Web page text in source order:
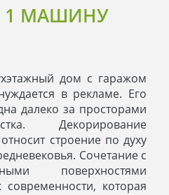
1 МАШИНУ
дом с гаражом
в рекламе. Его
далеко за просторами
Декорирование
строение по духу
Сочетание с
поверхностями
которая